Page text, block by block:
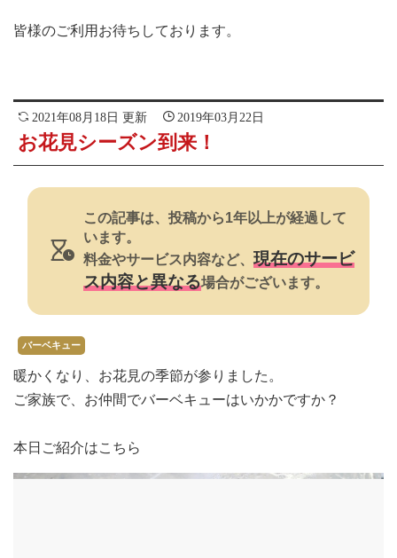
皆様のご利用お待ちしております。
2021年08月18日 更新 2019年03月22日
お花見シーズン到来！
この記事は、投稿から1年以上が経過して
います。
料金やサービス内容など、 現在のサービ
ス内容と異なる場合がございます。
バーベキュー
暖かくなり、お花見の季節が参りました。
ご家族で、お仲間でバーベキューはいかかですか？
本日ご紹介はこちら